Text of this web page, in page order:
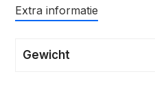
Extra informatie
Gewicht